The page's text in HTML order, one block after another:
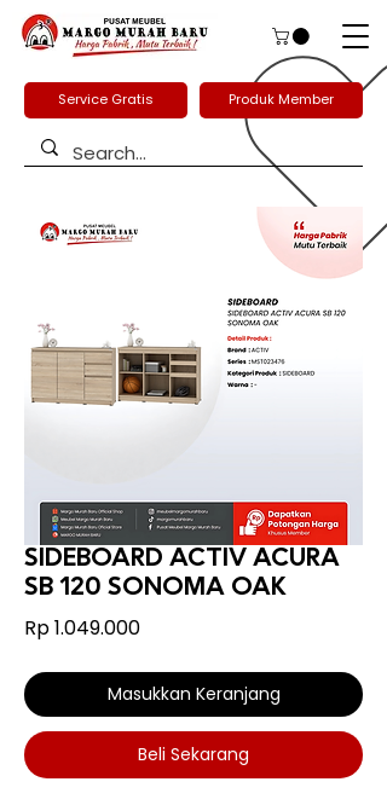
Service Gratis Produk Member
SIDEBOARD ACTIV ACURA
SB 120 SONOMA OAK
Rp 1.049.000Harga
Masukkan Keranjang
Beli Sekarang